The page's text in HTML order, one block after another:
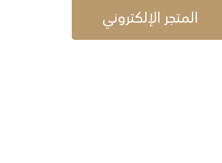
المتجر الإلكتروني